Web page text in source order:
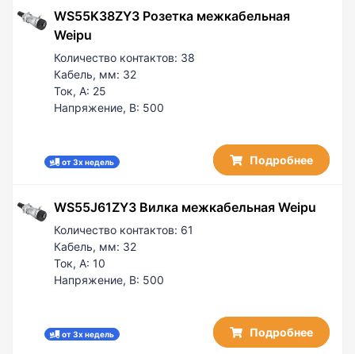
WS55K38ZY3 Розетка межкабельная
Weipu
Количество контактов: 38
Кабель, мм: 32
Ток, А: 25
Напряжение, В: 500
от 3х недель Подробнее
WS55J61ZY3 Вилка межкабельная Weipu
Количество контактов: 61
Кабель, мм: 32
Ток, А: 10
Напряжение, В: 500
от 3х недель Подробнее